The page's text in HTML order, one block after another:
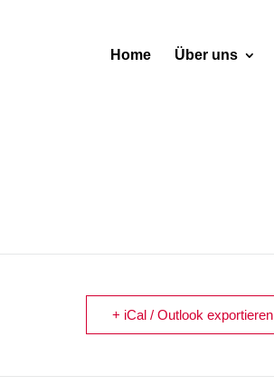
Home Über uns
+ iCal / Outlook exportieren